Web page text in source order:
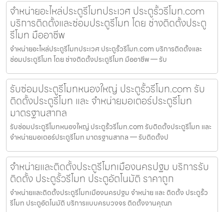
จำหน่ายอะไหล่ประตูรีโมทประเวศ ประตูรั้วรีโมท.com
บริการติดตั้งและซ่อมประตูรีโมท โดย ช่างติดตั้งประตู
รีโมท มืออาชีพ
จำหน่ายอะไหล่ประตูรีโมทประเวศ ประตูรั้วรีโมท.com บริการติดตั้งและ
ซ่อมประตูรีโมท โดย ช่างติดตั้งประตูรีโมท มืออาชีพ — รับ
รับซ่อมประตูรีโมทหนองใหญ่ ประตูรั้วรีโมท.com รับ
ติดตั้งประตูรีโมท และ จำหน่ายมอเตอร์ประตูรีโมท
มาตรฐานสากล
รับซ่อมประตูรีโมทหนองใหญ่ ประตูรั้วรีโมท.com รับติดตั้งประตูรีโมท และ
จำหน่ายมอเตอร์ประตูรีโมท มาตรฐานสากล — รับติดตั้งป
จำหน่ายและติดตั้งประตูรีโมทเมืองนครปฐม บริการรับ
ติดตั้ง ประตูรั้วรีโมท ประตูอัตโนมัติ ราคาถูก
จำหน่ายและติดตั้งประตูรีโมทเมืองนครปฐม จำหน่าย และ ติดตั้ง ประตูรั้ว
รีโมท ประตูอัตโนมัติ บริการแบบครบวงจร ติดตั้งงานคุณภ